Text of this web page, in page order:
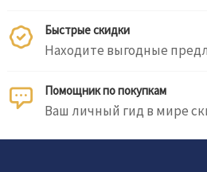
Быстрые скидки
Находите выгодные
Помощник по покупкам
Ваш личный гид в мире